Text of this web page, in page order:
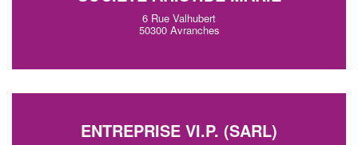
6 Rue Valhubert
50300 Avranches
ENTREPRISE VI.P. (SARL)